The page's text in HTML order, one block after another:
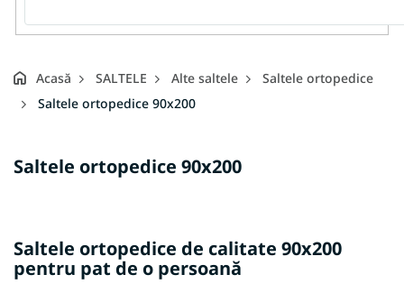
Acasă SALTELE Alte saltele
Saltele ortopedice
Saltele ortopedice 90x200
Saltele ortopedice 90x200
Saltele ortopedice de calitate 90x200
pentru pat de o persoană